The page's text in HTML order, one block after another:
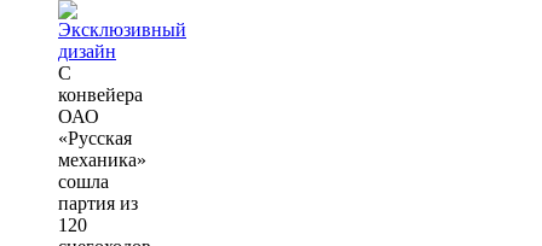
С
конвейера
ОАО
«Русская
механика»
сошла
партия из
120